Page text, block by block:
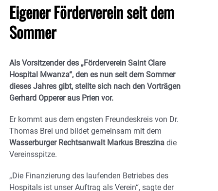
Eigener Förderverein seit dem
Sommer
Als Vorsitzender des „Förderverein Saint Clare
Hospital Mwanza“, den es nun seit dem Sommer
dieses Jahres gibt, stellte sich nach den Vorträgen
Gerhard Opperer aus Prien vor.
Er kommt aus dem engsten Freundeskreis von Dr.
Thomas Brei und bildet gemeinsam mit dem
Wasserburger Rechtsanwalt Markus Breszina die
Vereinsspitze.
„Die Finanzierung des laufenden Betriebes des
Hospitals ist unser Auftrag als Verein“, sagte der